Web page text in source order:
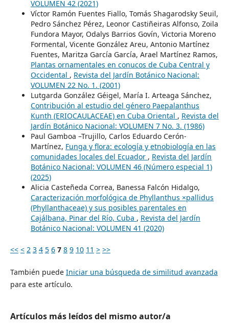
VOLUMEN 42 (2021)
Víctor Ramón Fuentes Fiallo, Tomás Shagarodsky Seuil,
Pedro Sánchez Pérez, Leonor Castiñeiras Alfonso, Zoila
Fundora Mayor, Odalys Barrios Govín, Victoria Moreno
Formental, Vicente González Areu, Antonio Martínez
Fuentes, Maritza García García, Arael Martínez Ramos,
Plantas ornamentales en conucos de Cuba Central y
Occidental , Revista del Jardín Botánico Nacional:
VOLUMEN 22 No. 1. (2001)
Lutgarda González Géigel, María I. Arteaga Sánchez,
Contribución al estudio del género Paepalanthus
Kunth (ERIOCAULACEAE) en Cuba Oriental , Revista del
Jardín Botánico Nacional: VOLUMEN 7 No. 3. (1986)
Paul Gamboa –Trujillo, Carlos Eduardo Cerón-
Martínez, Funga y flora: ecología y etnobiología en las
comunidades locales del Ecuador , Revista del Jardín
Botánico Nacional: VOLUMEN 46 (Número especial 1)
(2025)
Alicia Casteñeda Correa, Banessa Falcón Hidalgo,
Caracterización morfológica de Phyllanthus ×pallidus
(Phyllanthaceae) y sus posibles parentales en
Cajálbana, Pinar del Río, Cuba , Revista del Jardín
Botánico Nacional: VOLUMEN 41 (2020)
<< < 2 3 4 5 6 7 8 9 10 11 > >>
También puede Iniciar una búsqueda de similitud avanzada
para este artículo.
Artículos más leídos del mismo autor/a